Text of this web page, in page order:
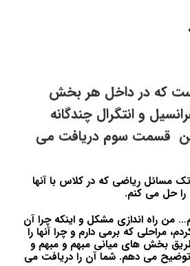
که در داخل هر بخش
و انتگرال چندگانه
از 780 تمرین قسمت سوم دریافت می
مسائل ریاضی که در کلاس با آنها
حل می کنم.
من راه اندازی مشکل و اینکه چرا آن
مراحلی که برمی دارم و چرا آنها را
طریق بخش های میانی مبهم و مبهم و
می دهم. شما آن را دریافت می